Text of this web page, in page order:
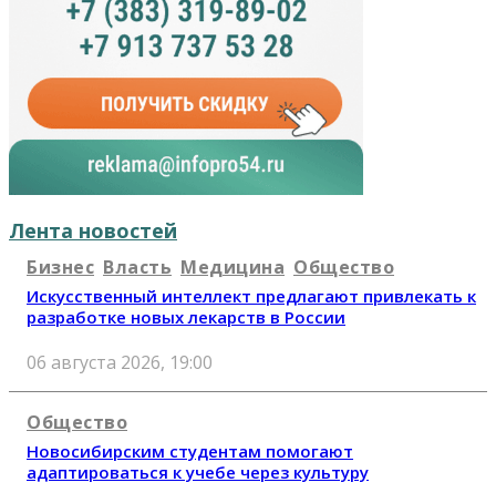
Лента новостей
Бизнес Власть Медицина Общество
Искусственный интеллект предлагают привлекать к
разработке новых лекарств в России
06 августа 2026, 19:00
Общество
Новосибирским студентам помогают
адаптироваться к учебе через культуру